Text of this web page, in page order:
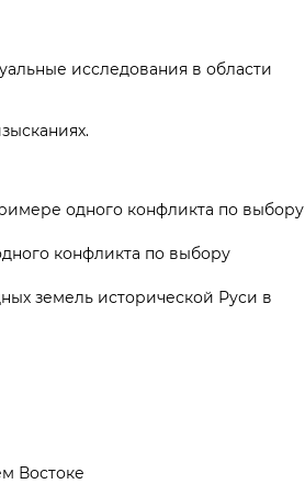
исследования в области
одного конфликта по выбору
конфликта по выбору
земель исторической Руси в
Востоке